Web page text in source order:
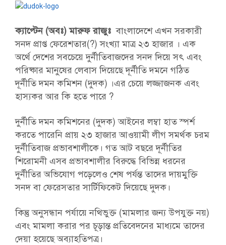
ক্যাপ্টেন (অবঃ) মারুফ রাজুঃ বাংলাদেশে এখন সরকারী
সনদ প্রাপ্ত ফেরেশতার(?) সংখ্যা মাত্র ২৩ হাজার । এক
অর্থে দেশের সবচেয়ে দুর্নীতিবাজদের সনদ দিয়ে সৎ এবং
পরিষ্কার মানুষের লেবাস দিয়েছে দূর্নীতি দমনে গঠিত
দূর্নীতি দমন কমিশন (দুদক) ।এর চেয়ে লজ্জাজনক এবং
হাস্যকর আর কি হতে পারে ?
দুর্নীতি দমন কমিশনের (দুদক) আইনের লম্বা হাত স্পর্শ
করতে পারেনি প্রায় ২৩ হাজার আওয়ামী লীগ সমর্থক চরম
দুর্নীতিবাজ প্রভাবশালীকে। গত আট বছরে দূর্নীতির
শিরোমনী এসব প্রভাবশালীর বিরুদ্ধে বিভিন্ন ধরনের
দুর্নীতির অভিযোগ পড়েলেও শেষ পর্যন্ত তাদের দায়মুক্তি
সনদ বা ফেরেসতার সার্টিফিকেট দিয়েছে দুদক।
কিন্তু অনুসন্ধান পর্যায়ে নথিভুক্ত (মামলার জন্য উপযুক্ত নয়)
এবং মামলা করার পর চূড়ান্ত প্রতিবেদনের মাধ্যমে তাদের
দেয়া হয়েছে অব্যাহতিপত্র।